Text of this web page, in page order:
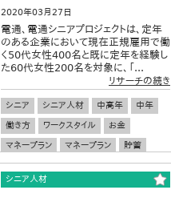
2020年03月27日
電通、電通シニアプロジェクトは、定年
のある企業において現在正規雇用で働
く50代女性400名と既に定年を経験し
た60代女性200名を対象に、「...
リサーチの続き
シニア シニア人材 中高年
中年
働き方
ワークスタイル
お金
マネープラン
マネープラン
貯蓄
貯金
定年 老後
退職金
ダイバーシティ
女性のキャリア
シニア人材